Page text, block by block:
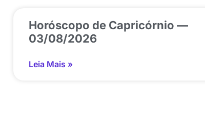
Horóscopo de Capricórnio —
03/08/2026
Leia Mais »